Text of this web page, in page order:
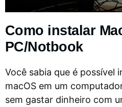
Como instalar
PC/Notbook
Você sabia que é possível
macOS em um
sem gastar dinheiro com